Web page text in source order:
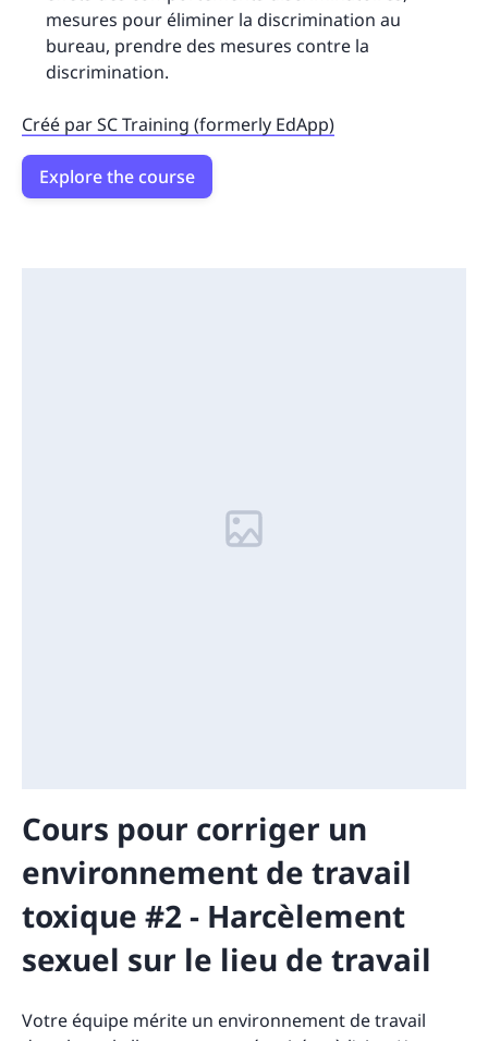
mesures pour éliminer la discrimination au
bureau, prendre des mesures contre la
discrimination.
Créé par SC Training (formerly EdApp)
Explore the course
Cours pour corriger un
environnement de travail
toxique #2 - Harcèlement
sexuel sur le lieu de travail
Votre équipe mérite un environnement de travail